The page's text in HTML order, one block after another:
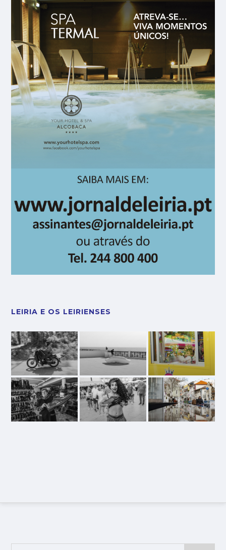
LEIRIA E OS LEIRIENSES